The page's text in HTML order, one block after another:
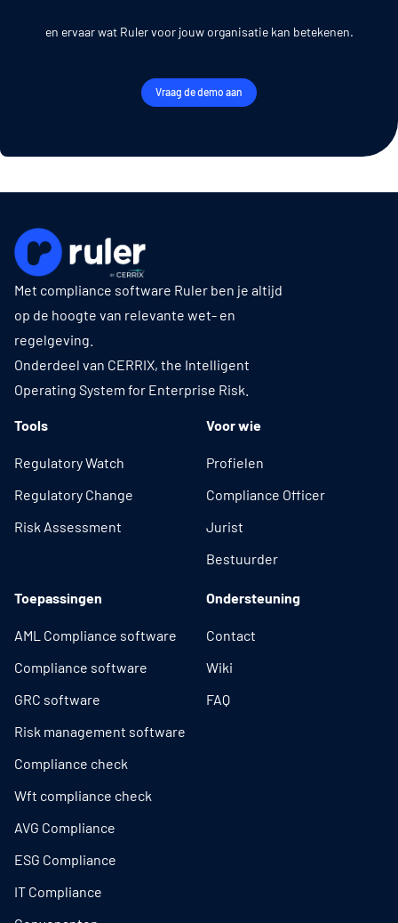
en ervaar wat Ruler voor jouw organisatie kan betekenen.
Vraag de demo aan
Met compliance software Ruler ben je altijd
op de hoogte van relevante wet- en
regelgeving.
Onderdeel van CERRIX, the Intelligent
Operating System for Enterprise Risk.
Tools
Regulatory Watch
Regulatory Change
Risk Assessment
Voor wie
Profielen
Compliance Officer
Jurist
Bestuurder
Toepassingen
AML Compliance software
Compliance software
GRC software
Risk management software
Compliance check
Wft compliance check
AVG Compliance
ESG Compliance
IT Compliance
Ondersteuning
Contact
Wiki
FAQ